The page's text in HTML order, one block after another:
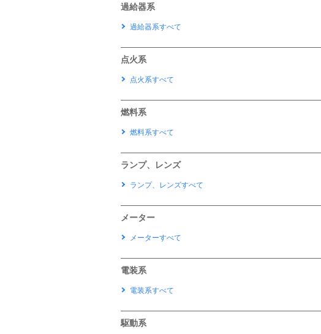
過給器系
過給器系すべて
点火系
点火系すべて
燃料系
燃料系すべて
ランプ、レンズ
ランプ、レンズすべて
メーター
メーターすべて
電装系
電装系すべて
駆動系